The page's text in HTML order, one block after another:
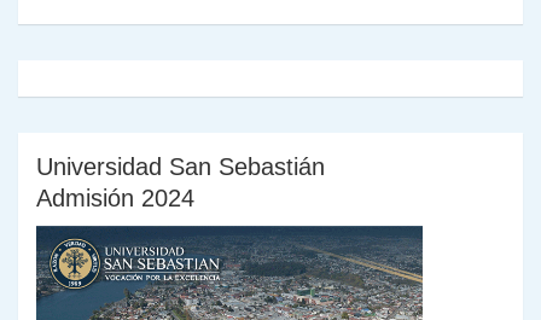
Universidad San Sebastián
Admisión 2024